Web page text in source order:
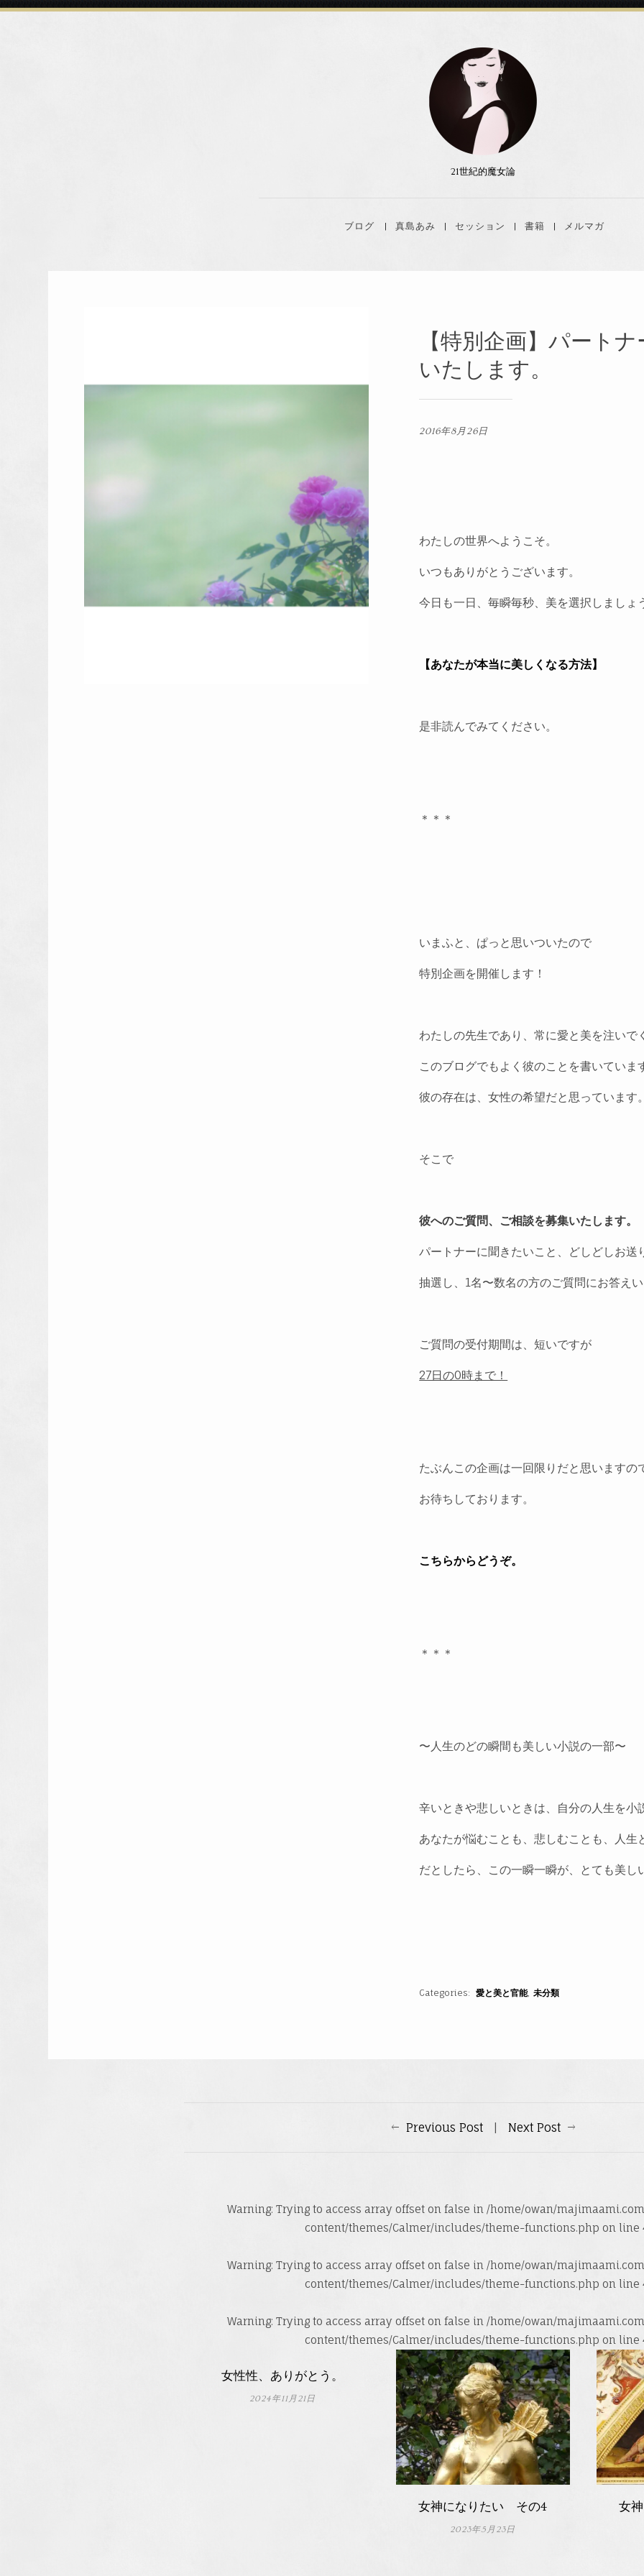
21世紀的魔女論
ブログ 真島あみ セッション 書籍 メルマガ
【特別企画】パート
いたします。
2016年8月26日
わたしの世界へようこそ。
いつもありがとうございます。
今日も一日、毎瞬毎秒、美を選択しましょ
【あなたが本当に美しくなる方法】
是非読んでみてください。
＊＊＊
いまふと、ぱっと思いついたので
特別企画を開催します！
わたしの先生であり、常に愛と美を注いで
このブログでもよく彼のことを書いていま
彼の存在は、女性の希望だと思っています
そこで
彼へのご質問、ご相談を募集いたします。
パートナーに聞きたいこと、どしどしお送
抽選し、1名〜数名の方のご質問にお答え
ご質問の受付期間は、短いですが
27日の0時まで！
たぶんこの企画は一回限りだと思いますの
お待ちしております。
こちらからどうぞ。
＊＊＊
〜人生のどの瞬間も美しい小説の一部〜
辛いときや悲しいときは、自分の人生を小
あなたが悩むことも、悲しむことも、人生
だとしたら、この一瞬一瞬が、とても美し
Categories 愛と美と官能 未分類
Previous Post Next Post
Warning: Trying to access array offset on false in /home/owan/
content/themes/Calmer/includes/theme-functions.php on line
Warning: Trying to access array offset on false in /home/owan/
content/themes/Calmer/includes/theme-functions.php on line
Warning: Trying to access array offset on false in /home/owan/
content/themes/Calmer/includes/theme-functions.php on line
女性性、ありがとう。
2024年11月21日
女神になりたい その4
2023年5月23日
女